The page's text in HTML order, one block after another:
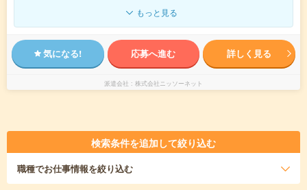
もっと見る
気になる! 応募へ進む 詳しく見る
派遣会社 株式会社ニッソーネット
検索条件を追加して絞り込む
職種でお仕事情報を絞り込む